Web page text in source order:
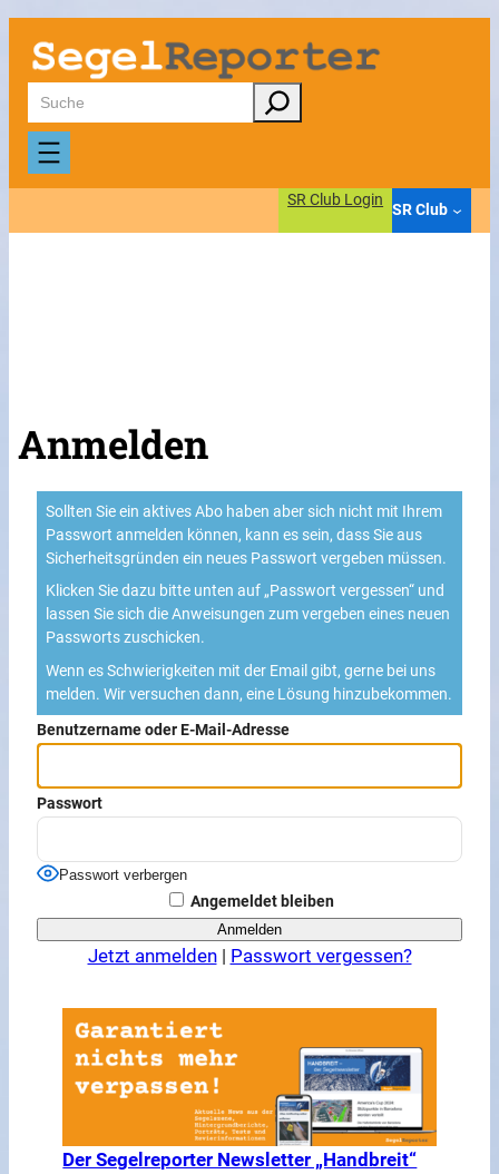
Suchen
SR Club Login
SR Club
Anmelden
Sollten Sie ein aktives Abo haben aber sich nicht mit Ihrem
Passwort anmelden können, kann es sein, dass Sie aus
Sicherheitsgründen ein neues Passwort vergeben müssen.
Klicken Sie dazu bitte unten auf „Passwort vergessen“ und
lassen Sie sich die Anweisungen zum vergeben eines neuen
Passworts zuschicken.
Wenn es Schwierigkeiten mit der Email gibt, gerne bei uns
melden. Wir versuchen dann, eine Lösung hinzubekommen.
Benutzername oder E-Mail-Adresse
Passwort
Passwort verbergen
Angemeldet bleiben
Jetzt anmelden| Passwort vergessen?
Der Segelreporter Newsletter „Handbreit“